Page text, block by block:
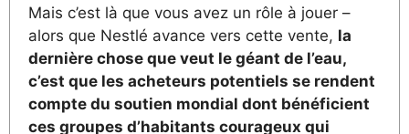
Mais c’est là que vous avez un rôle à jouer –
alors que Nestlé avance vers cette vente, la
dernière chose que veut le géant de l’eau,
c’est que les acheteurs potentiels se rendent
compte du soutien mondial dont bénéficient
ces groupes d’habitants courageux qui